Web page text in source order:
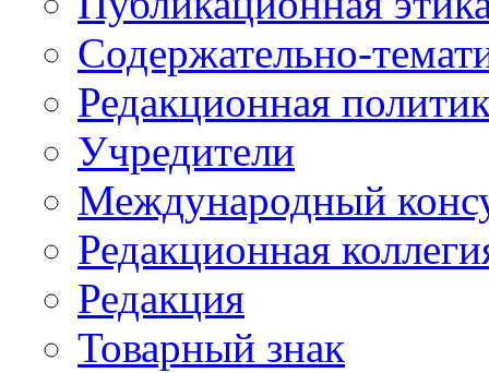
Содержательно-
Редакционная
Учредители
Международный
Редакционная
Редакция
Товарный знак